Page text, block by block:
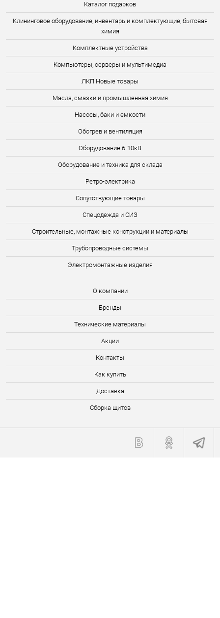
Каталог подарков
Клининговое оборудование, инвентарь и комплектующие, бытовая
химия
Комплектные устройства
Компьютеры, серверы и мультимедиа
ЛКП Новые товары
Масла, смазки и промышленная химия
Насосы, баки и емкости
Обогрев и вентиляция
Оборудование 6-10кВ
Оборудование и техника для склада
Ретро-электрика
Сопутствующие товары
Спецодежда и СИЗ
Строительные, монтажные конструкции и материалы
Трубопроводные системы
Электромонтажные изделия
О компании
Бренды
Технические материалы
Акции
Контакты
Как купить
Доставка
Сборка щитов